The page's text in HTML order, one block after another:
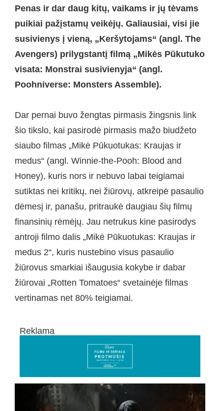
Penas ir dar daug kitų, vaikams ir jų tėvams
puikiai pažįstamų veikėjų. Galiausiai, visi jie
susivienys į vieną, „Keršytojams“ (angl. The
Avengers) prilygstantį filmą „Mikės Pūkutuko
visata: Monstrai susivienyja“ (angl.
Poohniverse: Monsters Assemble).
Dar pernai buvo žengtas pirmasis žingsnis link
šio tikslo, kai pasirodė pirmasis mažo biudžeto
siaubo filmas „Mikė Pūkuotukas: Kraujas ir
medus“ (angl. Winnie-the-Pooh: Blood and
Honey), kuris nors ir nebuvo labai teigiamai
sutiktas nei kritikų, nei žiūrovų, atkreipė pasaulio
dėmesį ir, panašu, pritraukė daugiau šių filmų
finansinių rėmėjų. Jau netrukus kine pasirodys
antroji filmo dalis „Mikė Pūkuotukas: Kraujas ir
medus 2“, kuris nustebino visus pasaulio
žiūrovus smarkiai išaugusia kokybe ir dabar
žiūrovai „Rotten Tomatoes“ svetainėje filmas
vertinamas net 80% teigiamai.
Reklama